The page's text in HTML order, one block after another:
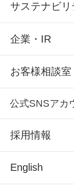
サステナビリ
企業・IR
お客様相談室
公式SNSアカ
採用情報
English